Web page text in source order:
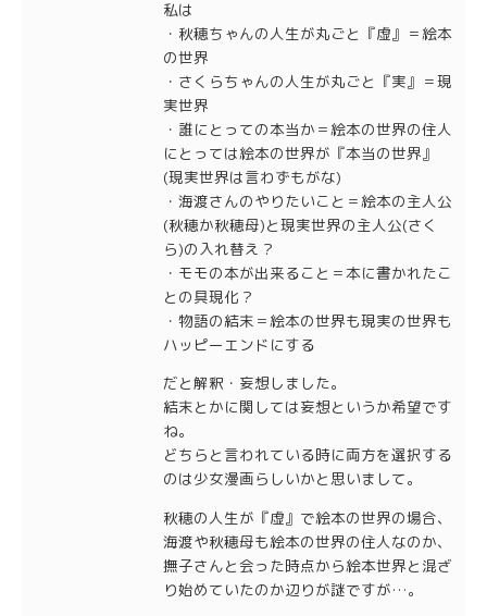
私は
・秋穂ちゃんの人生が丸ごと『虚』＝絵本
の世界
・さくらちゃんの人生が丸ごと『実』＝現
実世界
・誰にとっての本当か＝絵本の世界の住人
にとっては絵本の世界が『本当の世界』
(現実世界は言わずもがな)
・海渡さんのやりたいこと＝絵本の主人公
(秋穂か秋穂母)と現実世界の主人公(さく
ら)の入れ替え？
・モモの本が出来ること＝本に書かれたこ
との具現化？
・物語の結末＝絵本の世界も現実の世界も
ハッピーエンドにする
だと解釈・妄想しました。
結末とかに関しては妄想というか希望です
ね。
どちらと言われている時に両方を選択する
のは少女漫画らしいかと思いまして。
秋穂の人生が『虚』で絵本の世界の場合、
海渡や秋穂母も絵本の世界の住人なのか、
撫子さんと会った時点から絵本世界と混ざ
り始めていたのか辺りが謎ですが…。